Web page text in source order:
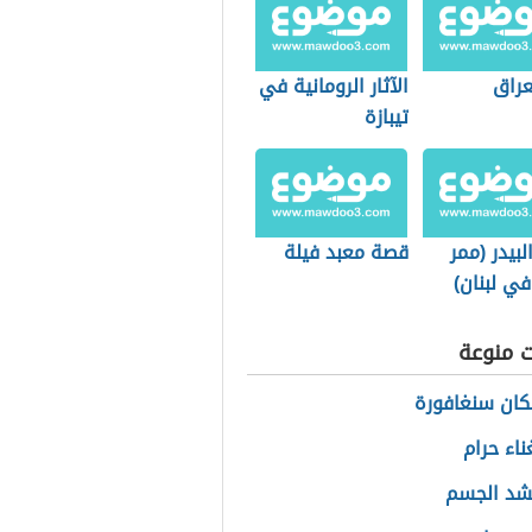
الآثار الرومانية في
تيبازة
(ممر
لبنان)
قصة معبد فيلة
منوعة
سنغافورة
حرام
الجسم